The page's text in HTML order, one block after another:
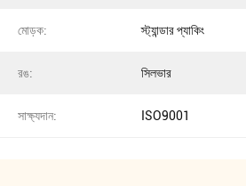
মোড়ক: স্ট্যান্ডার প্যাকিং
রঙ: সিলভার
সাক্ষ্যদান: ISO9001